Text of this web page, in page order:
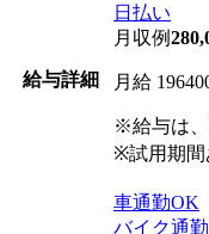
給与詳細
日払い
月収例
月給
※給与は、
※試用期間
車通勤OK
バイク通